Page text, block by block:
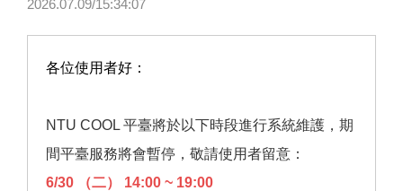
2026.07.09/15:34:07
各位使用者好：
NTU COOL 平臺將於以下時段進行系統維護，期
間平臺服務將會暫停，敬請使用者留意：
6/30 （二） 14:00 ~ 19:00